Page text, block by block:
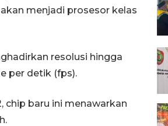
menjadi prosesor kelas
resolusi hingga
per detik (fps).
chip baru ini menawarkan